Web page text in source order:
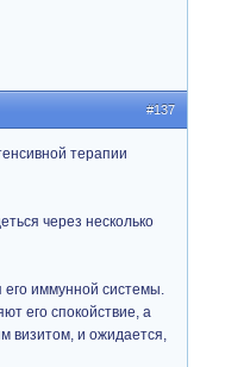
#137
терапии
через несколько
иммунной системы.
его спокойствие, а
визитом, и ожидается,